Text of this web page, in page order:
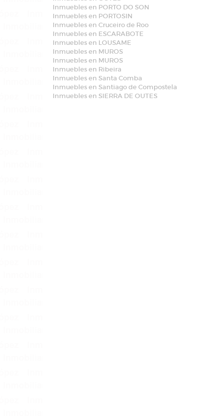
Inmuebles en PORTO DO SON
Inmuebles en PORTOSIN
Inmuebles en Cruceiro de Roo
Inmuebles en ESCARABOTE
Inmuebles en LOUSAME
Inmuebles en MUROS
Inmuebles en MUROS
Inmuebles en Ribeira
Inmuebles en Santa Comba
Inmuebles en Santiago de Compostela
Inmuebles en SIERRA DE OUTES